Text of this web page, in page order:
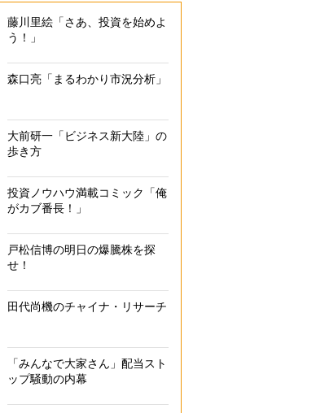
藤川里絵「さあ、投資を始めよ
う！」
森口亮「まるわかり市況分析」
大前研一「ビジネス新大陸」の
歩き方
投資ノウハウ満載コミック「俺
がカブ番長！」
戸松信博の明日の爆騰株を探
せ！
田代尚機のチャイナ・リサーチ
「みんなで大家さん」配当スト
ップ騒動の内幕